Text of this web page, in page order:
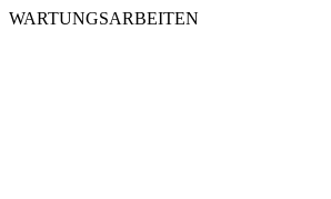
WARTUNGSARBEITEN